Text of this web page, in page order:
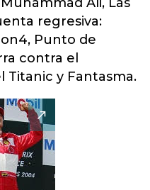
regresiva:
Punto de
contra el
Titanic y Fantasma.